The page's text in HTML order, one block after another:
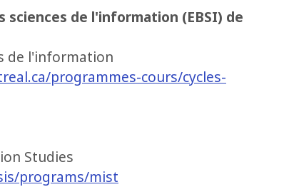
sciences de l'information (EBSI) de
de l'information
programmes-cours/cycles-
Studies
programs/mist